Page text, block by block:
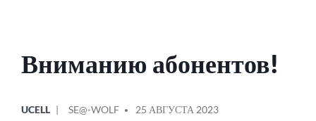
Вниманию абонентов!
В
UCELL
ОТ
SE@-WOLF 25 АВГУСТА 2023